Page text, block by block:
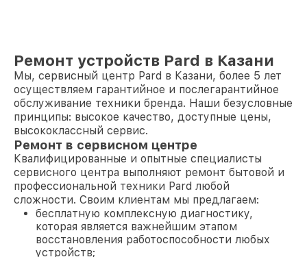
Ремонт устройств Pard в Казани
Мы, сервисный центр Pard в Казани, более 5 лет
осуществляем гарантийное и послегарантийное
обслуживание техники бренда. Наши безусловные
принципы: высокое качество, доступные цены,
высококлассный сервис.
Ремонт в сервисном центре
Квалифицированные и опытные специалисты
сервисного центра выполняют ремонт бытовой и
профессиональной техники Pard любой
сложности. Своим клиентам мы предлагаем:
бесплатную комплексную диагностику,
которая является важнейшим этапом
восстановления работоспособности любых
устройств;